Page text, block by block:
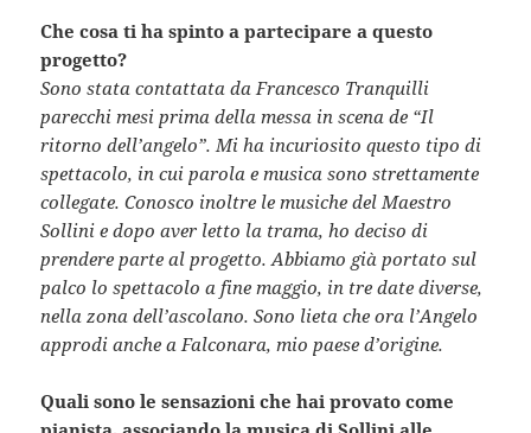
Che cosa ti ha spinto a partecipare a questo
progetto?
Sono stata contattata da Francesco Tranquilli
parecchi mesi prima della messa in scena de “Il
ritorno dell’angelo”. Mi ha incuriosito questo tipo di
spettacolo, in cui parola e musica sono strettamente
collegate. Conosco inoltre le musiche del Maestro
Sollini e dopo aver letto la trama, ho deciso di
prendere parte al progetto. Abbiamo già portato sul
palco lo spettacolo a fine maggio, in tre date diverse,
nella zona dell’ascolano. Sono lieta che ora l’Angelo
approdi anche a Falconara, mio paese d’origine.
Quali sono le sensazioni che hai provato come